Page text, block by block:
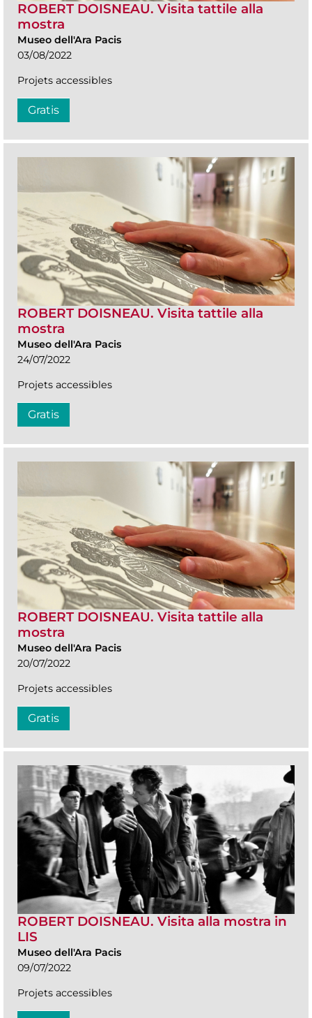
ROBERT DOISNEAU. Visita tattile alla
mostra
Museo dell'Ara Pacis
03/08/2022
Projets accessibles
Gratis
ROBERT DOISNEAU. Visita tattile alla
mostra
Museo dell'Ara Pacis
24/07/2022
Projets accessibles
Gratis
ROBERT DOISNEAU. Visita tattile alla
mostra
Museo dell'Ara Pacis
20/07/2022
Projets accessibles
Gratis
ROBERT DOISNEAU. Visita alla mostra in
LIS
Museo dell'Ara Pacis
09/07/2022
Projets accessibles